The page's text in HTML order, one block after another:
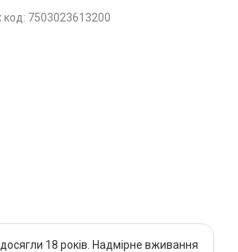
код: 7503023613200
18 років. Надмірне вживання